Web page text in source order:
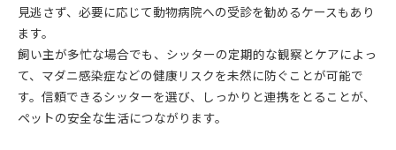
見逃さず、必要に応じて動物病院への受診を勧めるケースもあり
ます。
飼い主が多忙な場合でも、シッターの定期的な観察とケアによっ
て、マダニ感染症などの健康リスクを未然に防ぐことが可能で
す。信頼できるシッターを選び、しっかりと連携をとることが、
ペットの安全な生活につながります。